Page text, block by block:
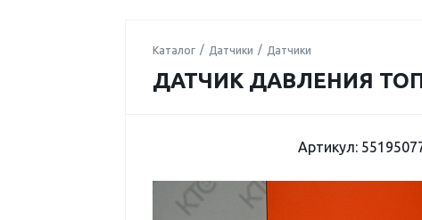
Каталог Датчики Датчики
ДАТЧИК ДАВЛЕНИЯ
Артикул: